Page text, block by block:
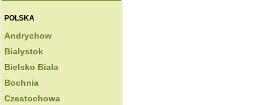
POLSKA
Andrychow
Bialystok
Bielsko Biala
Bochnia
Czestochowa